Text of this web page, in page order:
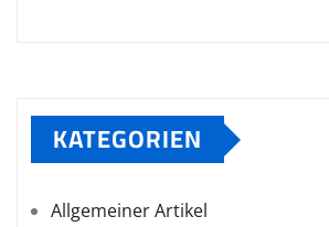
KATEGORIEN
Allgemeiner Artikel